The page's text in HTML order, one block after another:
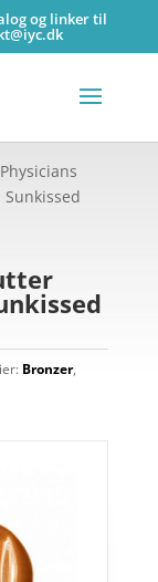
og linker til
Bronzer,